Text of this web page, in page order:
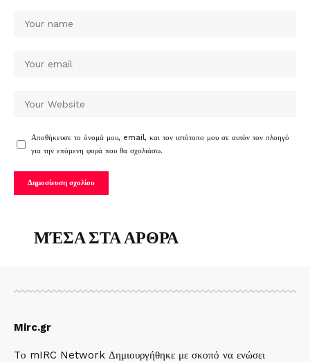
Αποθήκευσε το όνομά μου, email, και τον ιστότοπο μου σε αυτόν τον πλοηγό
για την επόμενη φορά που θα σχολιάσω.
ΜΈΣΑ ΣΤΑ ΑΡΘΡΑ
Mirc.gr
Tο mIRC Network Δημιουργήθηκε με σκοπό να ενώσει